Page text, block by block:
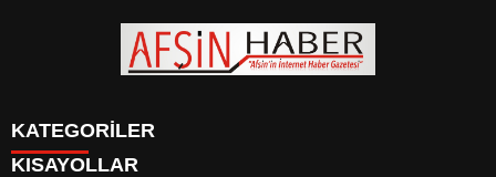
KATEGORİLER
KISAYOLLAR